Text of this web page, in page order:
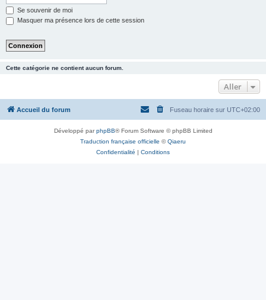
Se souvenir de moi
Masquer ma présence lors de cette session
Cette catégorie ne contient aucun forum.
Aller
Accueil du forum Fuseau horaire sur UTC+02:00
Développé parphpBB® Forum Software © phpBB Limited
Traduction française officielle ©Qiaeru
Confidentialité | Conditions